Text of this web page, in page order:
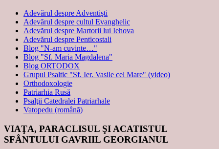
Adevărul despre Adventişti
Adevărul despre cultul Evanghelic
Adevărul despre Martorii lui Iehova
Adevărul despre Penticostali
Blog "N-am cuvinte…"
Blog "Sf. Maria Magdalena"
Blog ORTODOX
Grupul Psaltic "Sf. Ier. Vasile cel Mare" (video)
Orthodoxologie
Patriarhia Rusă
Psalţii Catedralei Patriarhale
Vatopedu (română)
VIAŢA, PARACLISUL ŞI ACATISTUL
SFÂNTULUI GAVRIIL GEORGIANUL